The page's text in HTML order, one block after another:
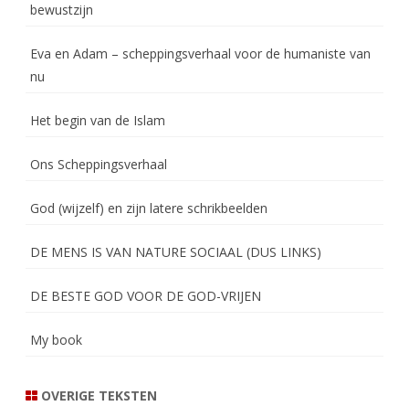
bewustzijn
Eva en Adam – scheppingsverhaal voor de humaniste van
nu
Het begin van de Islam
Ons Scheppingsverhaal
God (wijzelf) en zijn latere schrikbeelden
DE MENS IS VAN NATURE SOCIAAL (DUS LINKS)
DE BESTE GOD VOOR DE GOD-VRIJEN
My book
OVERIGE TEKSTEN